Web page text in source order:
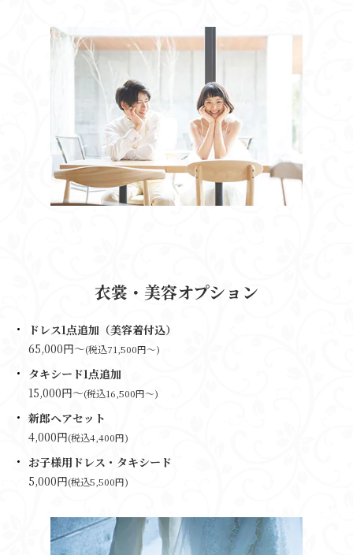
衣裳・美容オプション
ドレス1点追加（美容着付込）
65,000円～(税込71,500円～)
タキシード1点追加
15,000円～(税込16,500円～)
新郎ヘアセット
4,000円(税込4,400円)
お子様用ドレス・タキシード
5,000円(税込5,500円)